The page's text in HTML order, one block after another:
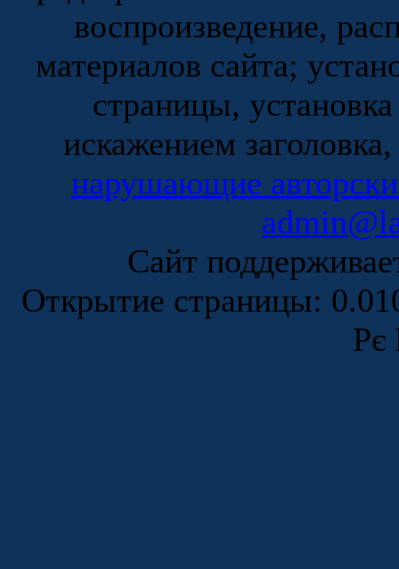
воспроизведение,
материалов сайта;
страницы,
искажением
нарушающие
Сайт
Открытие страницы:
Рє